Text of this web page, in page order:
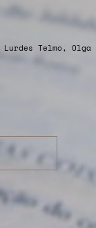
Telmo, Olga